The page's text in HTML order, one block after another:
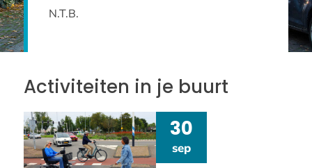
N.T.B.
Activiteiten in je buurt
30
sep